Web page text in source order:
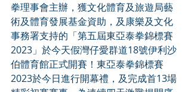
拳理事會主辦，獲文化體育及旅遊局藝
術及體育發展基金資助，及康樂及文化
事務署支持的「第五屆東亞泰拳錦標賽
2023」於今天假灣仔愛群道18號伊利沙
伯體育館正式開賽！東亞泰拳錦標賽
2023於今日進行開幕禮，及完成首13場